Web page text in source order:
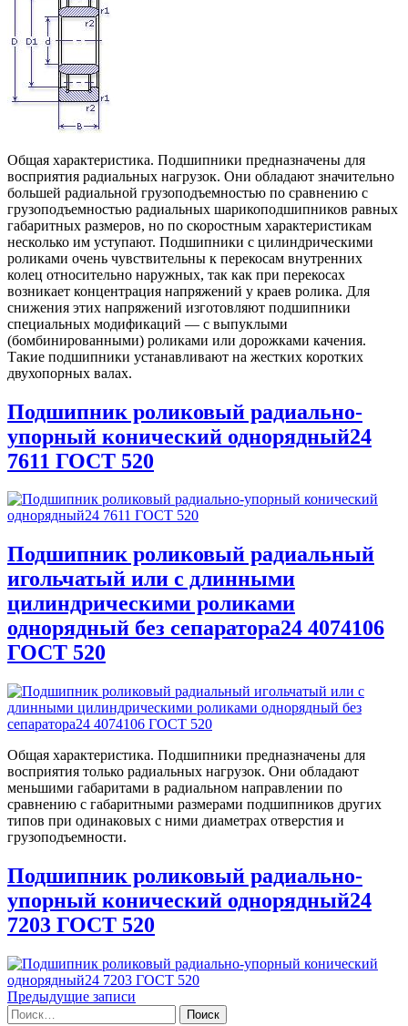
Общая характеристика. Подшипники предназначены для
восприятия радиальных нагрузок. Они обладают значительно
большей радиальной грузоподъемностью по сравнению с
грузоподъемностью радиальных шарикоподшипников равных
габаритных размеров, но по скоростным характеристикам
несколько им уступают. Подшипники с цилиндрическими
роликами очень чувствительны к перекосам внутренних
колец относительно наружных, так как при перекосах
возникает концентрация напряжений у краев ролика. Для
снижения этих напряжений изготовляют подшипники
специальных модификаций — с выпуклыми
(бомбинированными) роликами или дорожками качения.
Такие подшипники устанавливают на жестких коротких
двухопорных валах.
Подшипник роликовый радиально-
упорный конический однорядный24
7611 ГОСТ 520
Подшипник роликовый радиальный
игольчатый или с длинными
цилиндрическими роликами
однорядный без сепаратора24 4074106
ГОСТ 520
Общая характеристика. Подшипники предназначены для
восприятия только радиальных нагрузок. Они обладают
меньшими габаритами в радиальном направлении по
сравнению с габаритными размерами подшипников других
типов при одинаковых с ними диаметрах отверстия и
грузоподъемности.
Подшипник роликовый радиально-
упорный конический однорядный24
7203 ГОСТ 520
Навигация
Предыдущие записи
Найти: